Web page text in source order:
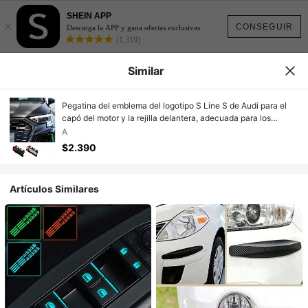
CONSEGUIR
×
SHEIN APP
Descarga la APP y gana ofertas exclusivas
(1,319)
Similar
Pegatina del emblema del logotipo S Line S de Audi para el
capó del motor y la rejilla delantera, adecuada para los
modelos A4 B6 B8, S1, S2, S3, S4, S5, S6, A1, A3, A6 C5, A5,
A8
A
$2.390
Artículos Similares